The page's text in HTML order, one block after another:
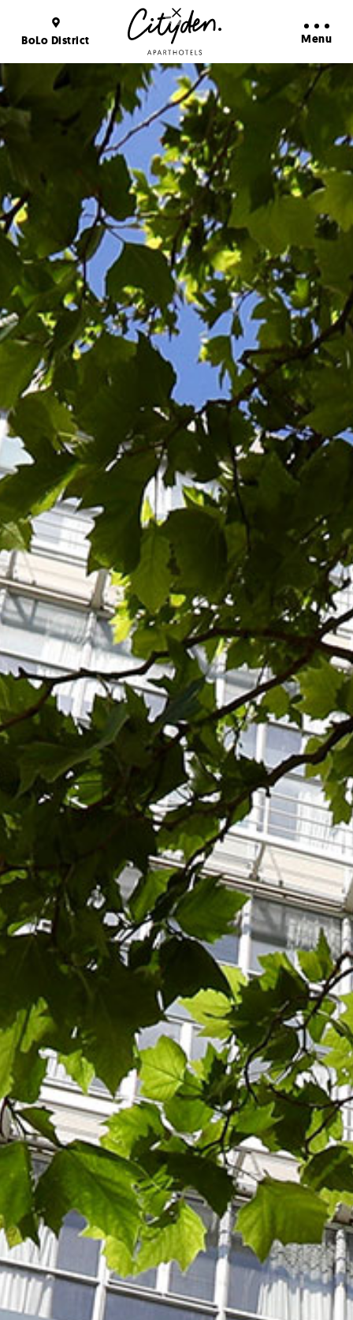
Avantages de la Réservation En savoir plus
Menu
BoLo District